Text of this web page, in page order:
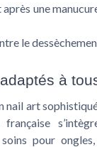
une
le
à
nail art
soins pour ongles